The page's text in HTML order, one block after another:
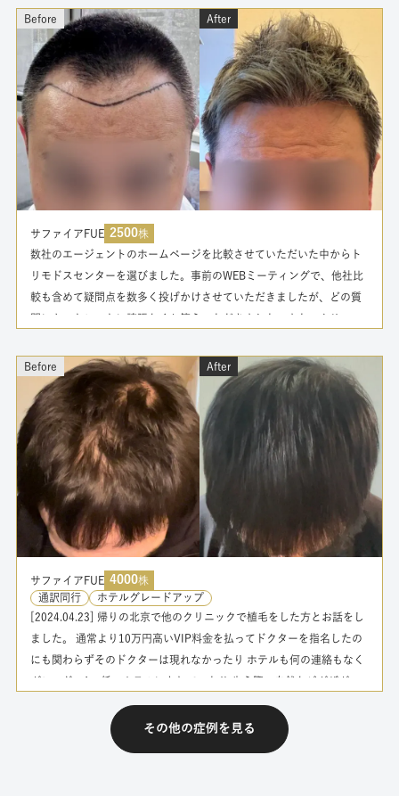
Before
After
サファイアFUE 2500株
数社のエージェントのホームページを比較させていただいた中からト
リモドスセンターを選びました。事前のWEBミーティングで、他社比
較も含めて疑問点を数多く投げかけさせていただきましたが、どの質
問にもストレートに誇張なくお答えいただきました。また、クリニッ
を期待できるという点も大きな決め手となりました。山田いさくさん
と現地で合流しまして観光、食事、施術、帰国までのフルアテンドを
していただき、植毛以外のいろんなお話もできて、おかげさまで全体
として楽しい旅となりました。施術してから4ヶ月経過の途中なので完
成形が楽しみです。お世話になりましてありがとうございました。
続きを読む
Before After
サファイアFUE 4000株
通訳同行
ホテルグレードアップ
[2024.04.23] 帰りの北京で他のクリニックで植毛をした方とお話をし
ました。 通常より10万円高いVIP料金を払ってドクターを指名したの
にも関わらずそのドクターは現れなかったり ホテルも何の連絡もなく
ようです… そのお話を聞いて改めて トリモドスセンターさんを僕は選
んで本当に良かったと思います。 どうもありがとうございました🙏
その他の症例を見る